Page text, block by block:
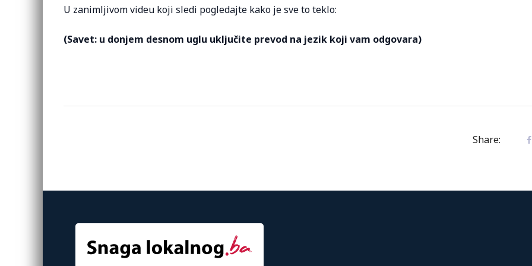
U zanimljivom videu koji sledi pogledajte kako je sve to teklo:
(Savet: u donjem desnom uglu uključite prevod na jezik koji vam odgovara)
Share: